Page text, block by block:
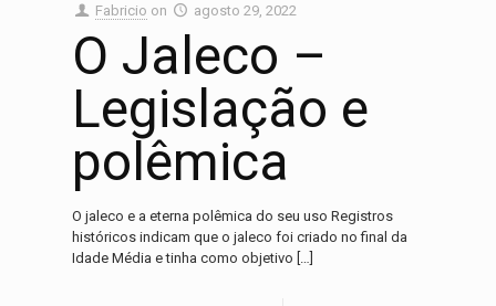
Fabricio on agosto 29, 2022
O Jaleco –
Legislação e
polêmica
O jaleco e a eterna polêmica do seu uso Registros
históricos indicam que o jaleco foi criado no final da
Idade Média e tinha como objetivo […]
Nosso time de consultores está aqui para lhe
ajudar. Pergunte o que precisar!